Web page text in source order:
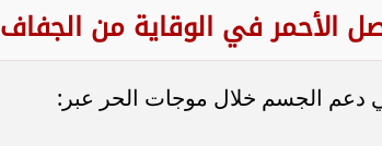
الأحمر في الوقاية من الجفاف
دعم الجسم خلال موجات الحر عبر: